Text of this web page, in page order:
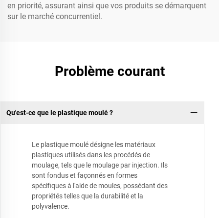
en priorité, assurant ainsi que vos produits se démarquent
sur le marché concurrentiel.
Problème courant
Qu'est-ce que le plastique moulé ?
Le plastique moulé désigne les matériaux
plastiques utilisés dans les procédés de
moulage, tels que le moulage par injection. Ils
sont fondus et façonnés en formes
spécifiques à l'aide de moules, possédant des
propriétés telles que la durabilité et la
polyvalence.